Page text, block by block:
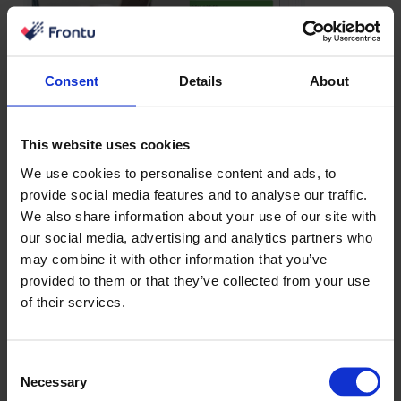
Consent Details About
This website uses cookies
We use cookies to personalise content and ads, to
provide social media features and to analyse our traffic.
We also share information about your use of our site with
our social media, advertising and analytics partners who
may combine it with other information that you’ve
provided to them or that they’ve collected from your use
of their services.
Selection
Necessary